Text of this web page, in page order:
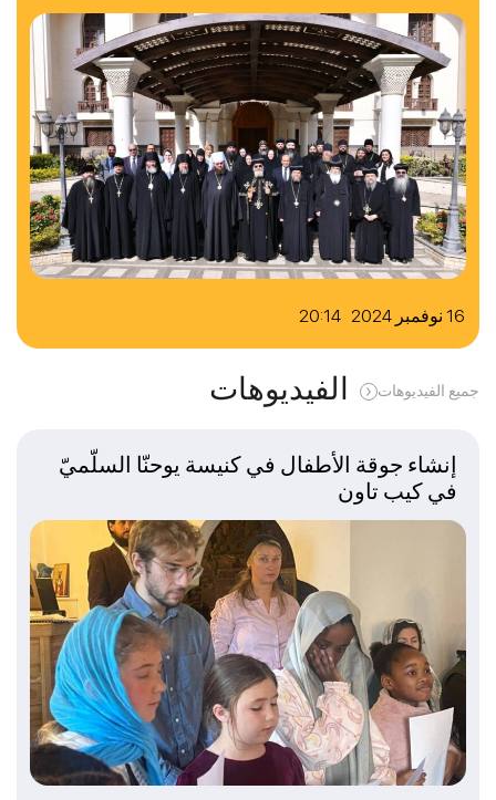
16 نوفمبر 2024 20:14
الفيديوهات جميع الفيديوهات
إنشاء جوقة الأطفال في كنيسة يوحنّا السلّميّ
في كيب تاون